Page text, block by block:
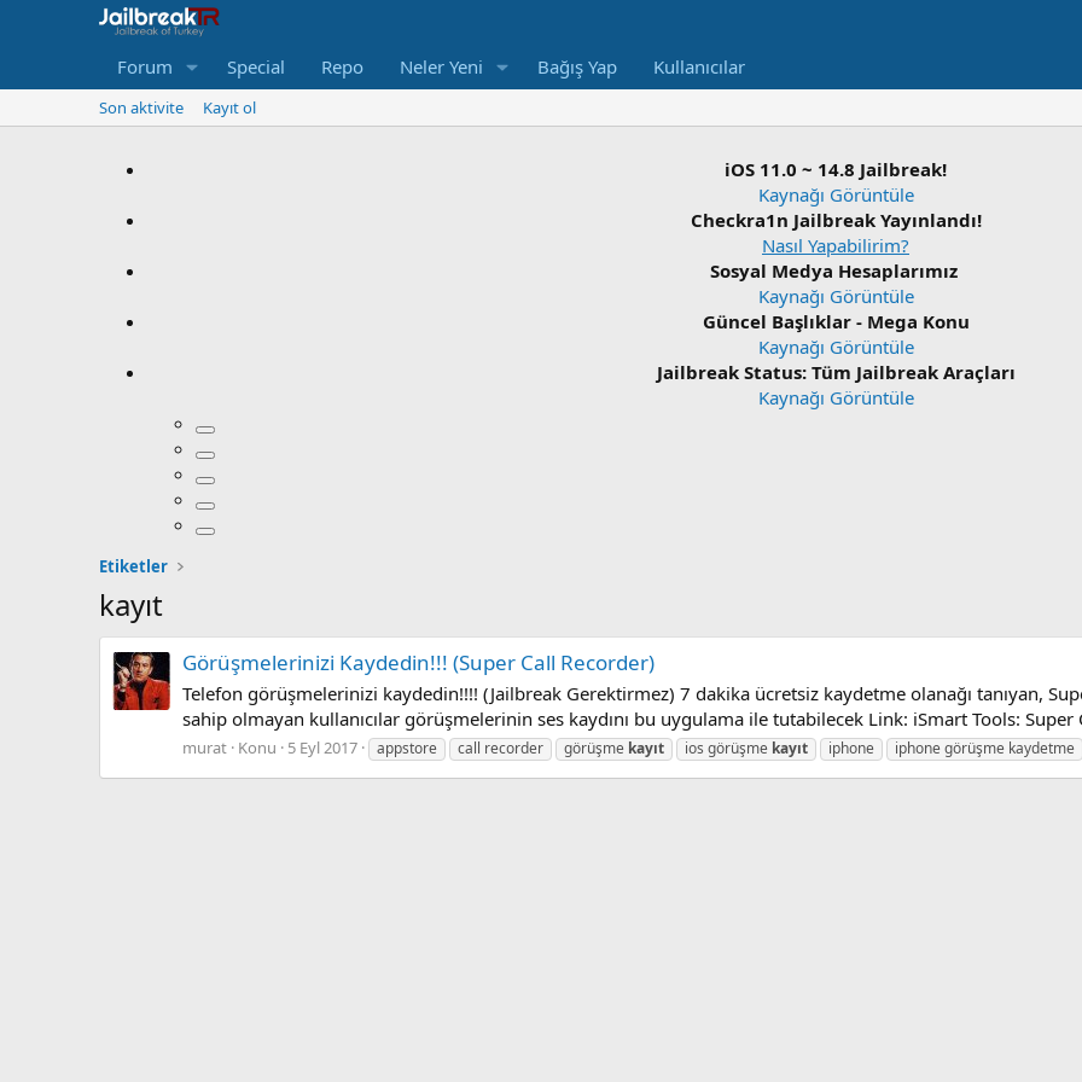
Forum Special Repo Neler Yeni Bağış Yap Kullanıcılar
Son aktivite Kayıt ol
iOS 11.0 ~ 14.8 Jailbreak!
Kaynağı Görüntüle
Checkra1n Jailbreak Yayınlandı!
Nasıl Yapabilirim?
Sosyal Medya Hesaplarımız
Kaynağı Görüntüle
Güncel Başlıklar - Mega Konu
Kaynağı Görüntüle
Jailbreak Status: Tüm Jailbreak Araçları
Kaynağı Görüntüle
Etiketler
kayıt
Görüşmelerinizi Kaydedin!!! (Super Call Recorder)
Telefon görüşmelerinizi kaydedin!!!! (Jailbreak Gerektirmez) 7 dakika ücretsiz kaydetme olanağı tanıyan,
sahip olmayan kullanıcılar görüşmelerinin ses kaydını bu uygulama ile tutabilecek Link: iSmart Tools: Super
murat Konu 5 Eyl 2017 appstore call recorder görüşme kayıt ios görüşme kayıt iphone iphone görüşme kaydetme